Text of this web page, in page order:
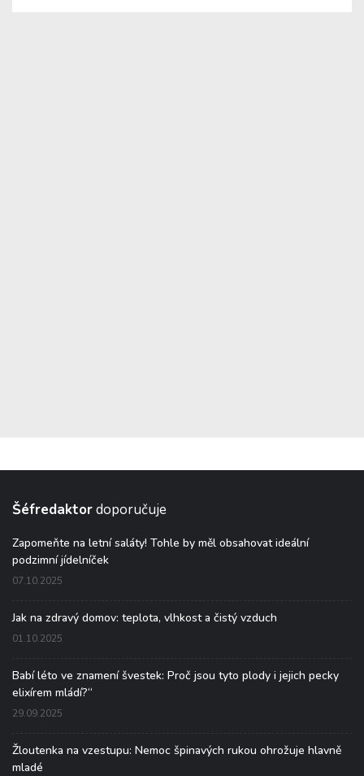
Šéfredaktordoporučuje
Zapomeňte na letní saláty! Tohle by měl obsahovat ideální
podzimní jídelníček
07.10.2025
Jak na zdravý domov: teplota, vlhkost a čistý vzduch
01.10.2025
Babí léto ve znamení švestek: Proč jsou tyto plody i jejich pecky
elixírem mládí?“
29.09.2025
Žloutenka na vzestupu: Nemoc špinavých rukou ohrožuje hlavně
mladé